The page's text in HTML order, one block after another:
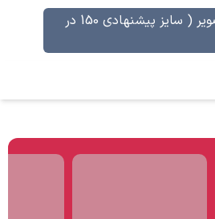
محل قرارگیری تصویر ( سایز پیشنهادی 150 در